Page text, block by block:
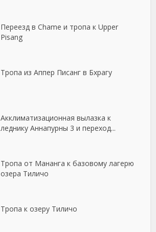
Переезд в Chame и тропа к Upper
Pisang
Тропа из Аппер Писанг в Бхрагу
Акклиматизационная вылазка к
леднику Аннапурны 3 и переход...
Тропа от Мананга к базовому лагерю
озера Тиличо
Тропа к озеру Тиличо